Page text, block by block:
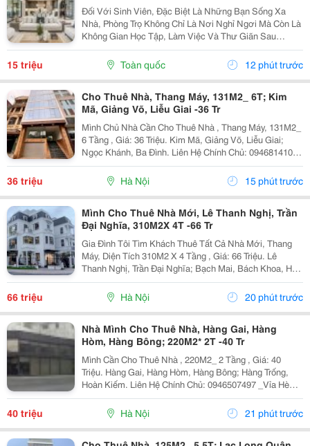
Đối Với Sinh Viên, Đặc Biệt Là Những Bạn Sống Xa
Nhà, Phòng Trọ Không Chỉ Là Nơi Nghỉ Ngơi Mà Còn Là
Không Gian Học Tập, Làm Việc Và Thư Giãn Sau
Những Giờ Học Căng Thẳng. Vì Vậy, Việc Lựa Chọn
Nội Thất Sinh Viên Phù Hợp Đóng Vai Trò Quan Trọng
Trong...
15 triệu Toàn quốc 12 phút trước
Cho Thuê Nhà, Thang Máy, 131M2_ 6T; Kim
Mã, Giảng Võ, Liễu Giai -36 Tr
Mình Chủ Nhà Cần Cho Thuê Nhà , Thang Máy, 131M2_
6 Tầng , Giá: 36 Triệu. Kim Mã, Giảng Võ, Liễu Giai;
Ngọc Khánh, Ba Đình. Liên Hệ Chính Chủ: 0946814103
_Vỉa Hè Lớn, Mặt Tiền Rộng, Thoáng. _Vị Trí Ngay Ngã
Ba, Khu Đông Dân Cư, Kinh Doanh Sầm Uất,...
36 triệu Hà Nội 15 phút trước
Mình Cho Thuê Nhà Mới, Lê Thanh Nghị, Trần
Đại Nghĩa, 310M2X 4T -66 Tr
Gia Đình Tôi Tìm Khách Thuê Tất Cả Nhà Mới, Thang
Máy, Diện Tích 310M2 X 4 Tầng , Giá: 66 Triệu. Lê
Thanh Nghị, Trần Đại Nghĩa; Bạch Mai, Bách Khoa, Hai
Bà Trưng. Liên Hệ Chủ Nhà: 0988289962 . Vị Trí Gần
Ngã Ba, Khu Đông Dân Cư, Kinh Doanh Sầm Uất,...
66 triệu Hà Nội 20 phút trước
Nhà Mình Cho Thuê Nhà, Hàng Gai, Hàng
Hòm, Hàng Bông; 220M2* 2T -40 Tr
Mình Cần Cho Thuê Nhà , 220M2_ 2 Tầng , Giá: 40
Triệu. Hàng Gai, Hàng Hòm, Hàng Bông; Hàng Trống,
Hoàn Kiếm. Liên Hệ Chính Chủ: 0946507497 _Vỉa Hè
Lớn, Mặt Tiền Rộng, Thoáng. _Vị Trí Ngay Ngã Ba, Khu
Đông Dân Cư, Kinh Doanh Sầm Uất, Nhiều Văn
Phòng,...
40 triệu Hà Nội 21 phút trước